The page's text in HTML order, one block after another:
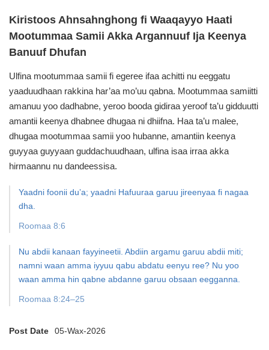
Kiristoos Ahnsahnghong fi Waaqayyo Haati
Mootummaa Samii Akka Argannuuf Ija Keenya
Banuuf Dhufan
Ulfina mootummaa samii fi egeree ifaa achitti nu eeggatu
yaaduudhaan rakkina har’aa mo’uu qabna. Mootummaa samiitti
amanuu yoo dadhabne, yeroo booda gidiraa yeroof ta’u gidduutti
amantii keenya dhabnee dhugaa ni dhiifna. Haa ta’u malee,
dhugaa mootummaa samii yoo hubanne, amantiin keenya
guyyaa guyyaan guddachuudhaan, ulfina isaa irraa akka
hirmaannu nu dandeessisa.
Yaadni foonii duʼa; yaadni Hafuuraa garuu jireenyaa fi nagaa
dha.
Roomaa 8:6
Nu abdii kanaan fayyineetii. Abdiin argamu garuu abdii miti;
namni waan amma iyyuu qabu abdatu eenyu ree? Nu yoo
waan amma hin qabne abdanne garuu obsaan eegganna.
Roomaa 8:24–25
Post Date 05-Wax-2026